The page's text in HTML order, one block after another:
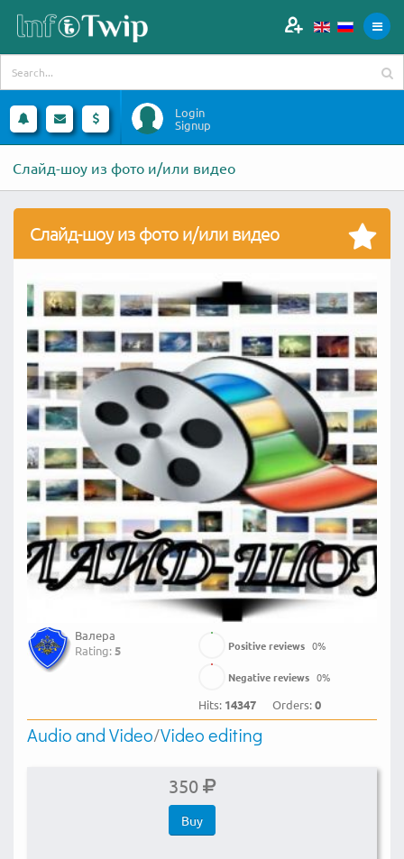
Login
Signup
Слайд-шоу из фото и/или видео
Слайд-шоу из фото и/или видео
Валера
Rating:5 Positive reviews 0%
Negative reviews 0%
Hits: 14347 Orders:0
Audio and Video/Video editing
350
Buy